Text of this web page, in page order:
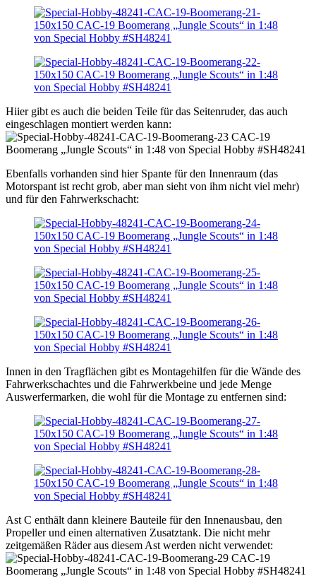
Hiier gibt es auch die beiden Teile für das Seitenruder, das auch
eingeschlagen montiert werden kann:
Ebenfalls vorhanden sind hier Spante für den Innenraum (das
Motorspant ist recht grob, aber man sieht von ihm nicht viel mehr)
und für den Fahrwerkschacht:
Innen in den Tragflächen gibt es Montagehilfen für die Wände des
Fahrwerkschachtes und die Fahrwerkbeine und jede Menge
Auswerfermarken, die wohl für die Montage zu entfernen sind:
Ast C enthält dann kleinere Bauteile für den Innenausbau, den
Propeller und einen alternativen Zusatztank. Die nicht mehr
zeitgemäßen Räder aus diesem Ast werden nicht verwendet: